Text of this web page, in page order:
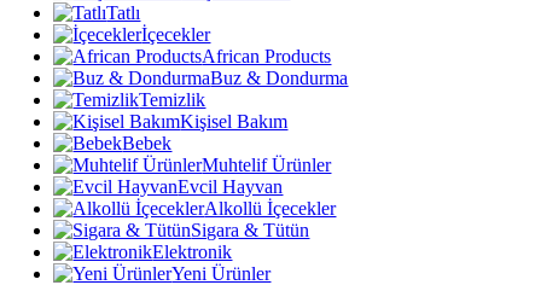
Tatlı
İçecekler
African Products
Buz & Dondurma
Temizlik
Kişisel Bakım
Bebek
Muhtelif Ürünler
Evcil Hayvan
Alkollü İçecekler
Sigara & Tütün
Elektronik
Yeni Ürünler